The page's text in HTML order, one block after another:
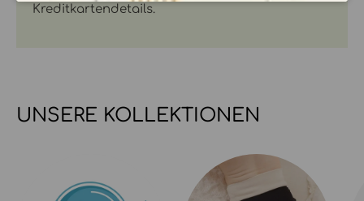
Kreditkartendetails.
UNSERE KOLLEKTIONEN